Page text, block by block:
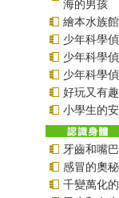
海的男孩
繪本水族
少年科學
少年科學
少年科學
好玩又有
小學生的
牙齒和嘴
感冒的奧秘
千變萬化